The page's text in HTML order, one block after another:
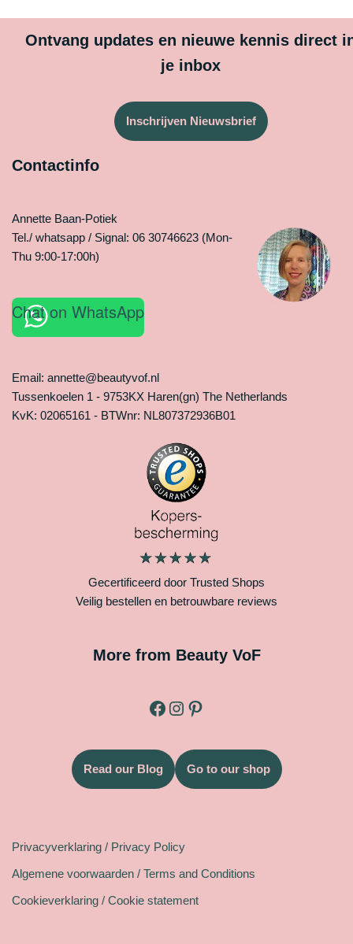
Ontvang updates en nieuwe kennis direct
je inbox
Inschrijven Nieuwsbrief
Contactinfo
Annette Baan-Potiek
Tel./ whatsapp / Signal: 06 30746623 (Mon-
Thu 9:00-17:00h)
Chat on WhatsApp
Email: annette@beautyvof.nl
Tussenkoelen 1 - 9753KX Haren(gn) The Netherlands
KvK: 02065161 - BTWnr: NL807372936B01
Gecertificeerd door Trusted Shops
Veilig bestellen en betrouwbare reviews
More from Beauty VoF
Read our Blog Go to our shop
Privacyverklaring / Privacy Policy
Algemene voorwaarden / Terms and Conditions
Cookieverklaring / Cookie statement